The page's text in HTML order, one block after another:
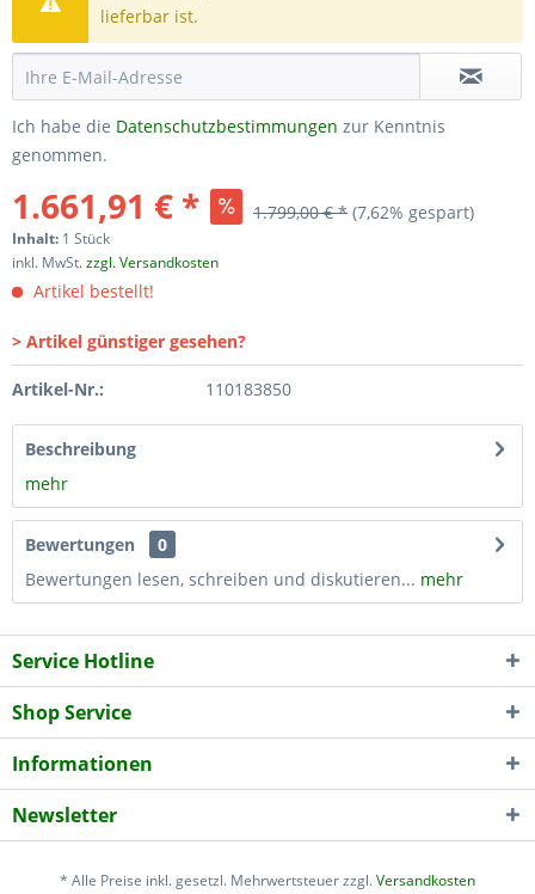
lieferbar ist.
Ich habe die Datenschutzbestimmungen zur Kenntnis
genommen.
1.661,91 € * 1.799,00 € * (7,62% gespart)
Inhalt: 1 Stück
inkl. MwSt.zzgl. Versandkosten
Artikel bestellt!
> Artikel günstiger gesehen?
Artikel-Nr.: 110183850
Beschreibung
mehr
Bewertungen
0
Bewertungen lesen, schreiben und diskutieren... mehr
Service Hotline
Shop Service
Informationen
Newsletter
* Alle Preise inkl. gesetzl. Mehrwertsteuer zzgl.Versandkosten